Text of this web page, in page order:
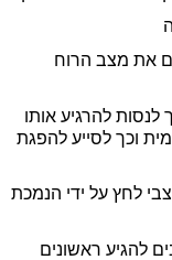
את מצב הרוח
להרגיע אותו
וכך לסייע להפגת
לחץ על ידי הנמכת
להגיע ראשונים